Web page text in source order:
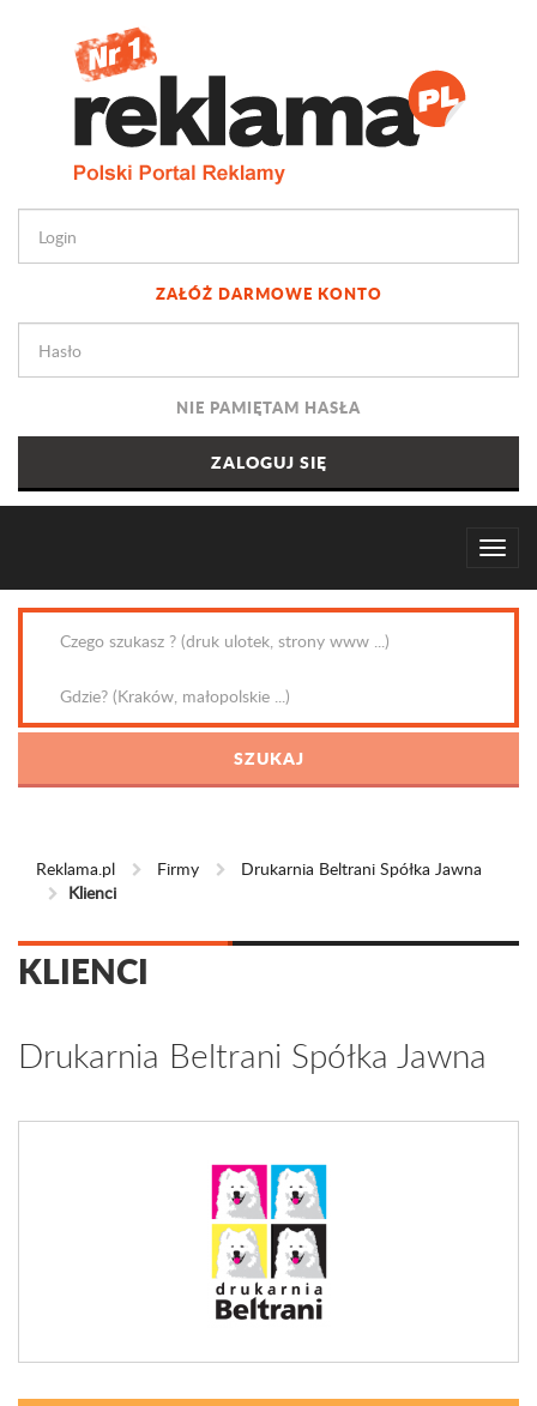
ZAŁÓŻ DARMOWE KONTO
NIE PAMIĘTAM HASŁA
Reklama.pl Firmy
Drukarnia Beltrani Spółka Jawna
Klienci
KLIENCI
Drukarnia Beltrani Spółka Jawna